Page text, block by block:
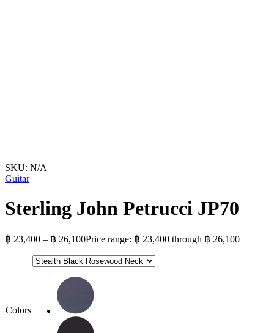
SKU: N/A
Guitar
Sterling John Petrucci JP70
฿ 23,400 – ฿ 26,100Price range: ฿ 23,400 through ฿ 26,100
Colors